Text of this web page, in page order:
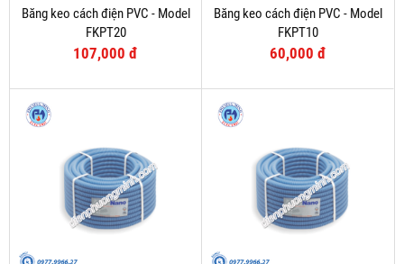
Băng keo cách điện PVC - Model
FKPT20
107,000 đ
Băng keo cách điện PVC - Model
FKPT10
60,000 đ